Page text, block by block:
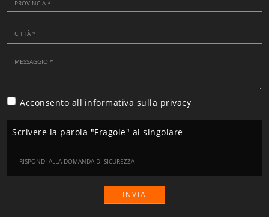
Acconsento all'informativa sulla privacy
Scrivere la parola "Fragole" al singolare
INVIA